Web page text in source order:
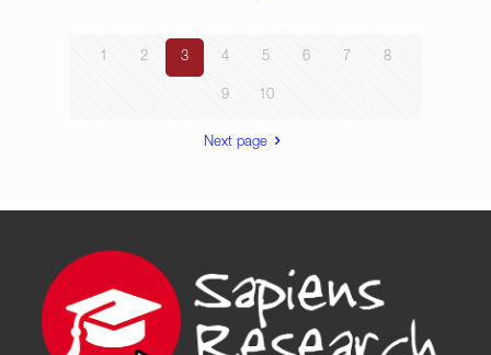
1 2 3 4 5 6 7 8
9 10
Next page